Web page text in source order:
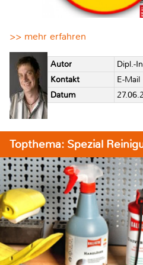
>> mehr erfahren
Autor
Dipl.-
Kontakt
E-Mail
Datum
Topthema: Spezial